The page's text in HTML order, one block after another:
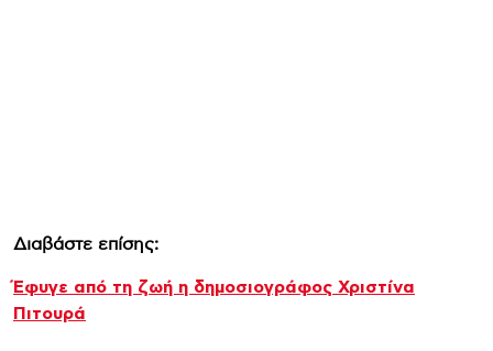
Διαβάστε επίσης:
Έφυγε από τη ζωή η δημοσιογράφος Χριστίνα
Πιτουρά